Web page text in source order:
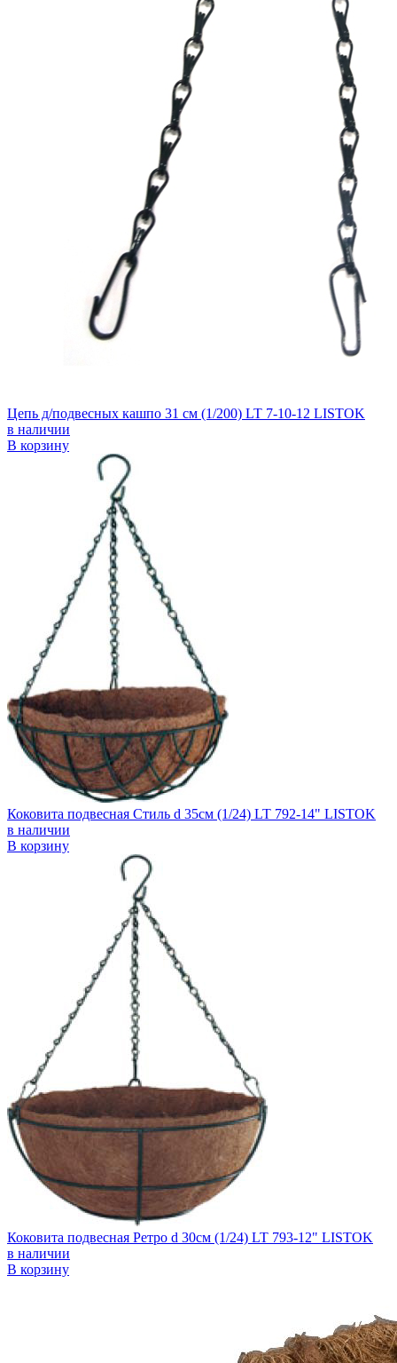
Цепь д/подвесных кашпо 31 см (1/200) LT 7-10-12 LISTOK
в наличии
В корзину
Коковита подвесная Стиль d 35см (1/24) LT 792-14" LISTOK
в наличии
В корзину
Коковита подвесная Ретро d 30см (1/24) LT 793-12" LISTOK
в наличии
В корзину